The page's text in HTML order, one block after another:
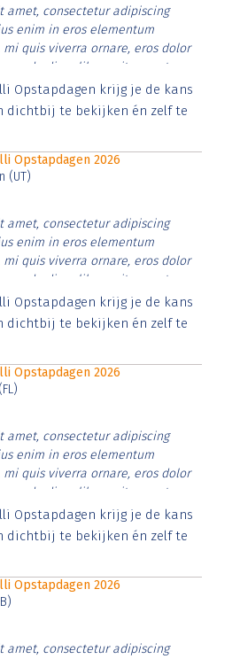
amet, consectetur adipiscing
enim in eros elementum
mi quis viverra ornare, eros dolor
diam libero vitae erat.
et justo cursus id rutrum lorem
vitae risus tristique posuere.
Opstapdagen krijg je de kans
dichtbij te bekijken én zelf te
Opstapdagen 2026
(UT)
amet, consectetur adipiscing
enim in eros elementum
mi quis viverra ornare, eros dolor
diam libero vitae erat.
et justo cursus id rutrum lorem
vitae risus tristique posuere.
Opstapdagen krijg je de kans
dichtbij te bekijken én zelf te
Opstapdagen 2026
amet, consectetur adipiscing
enim in eros elementum
mi quis viverra ornare, eros dolor
diam libero vitae erat.
et justo cursus id rutrum lorem
vitae risus tristique posuere.
Opstapdagen krijg je de kans
dichtbij te bekijken én zelf te
Opstapdagen 2026
amet, consectetur adipiscing